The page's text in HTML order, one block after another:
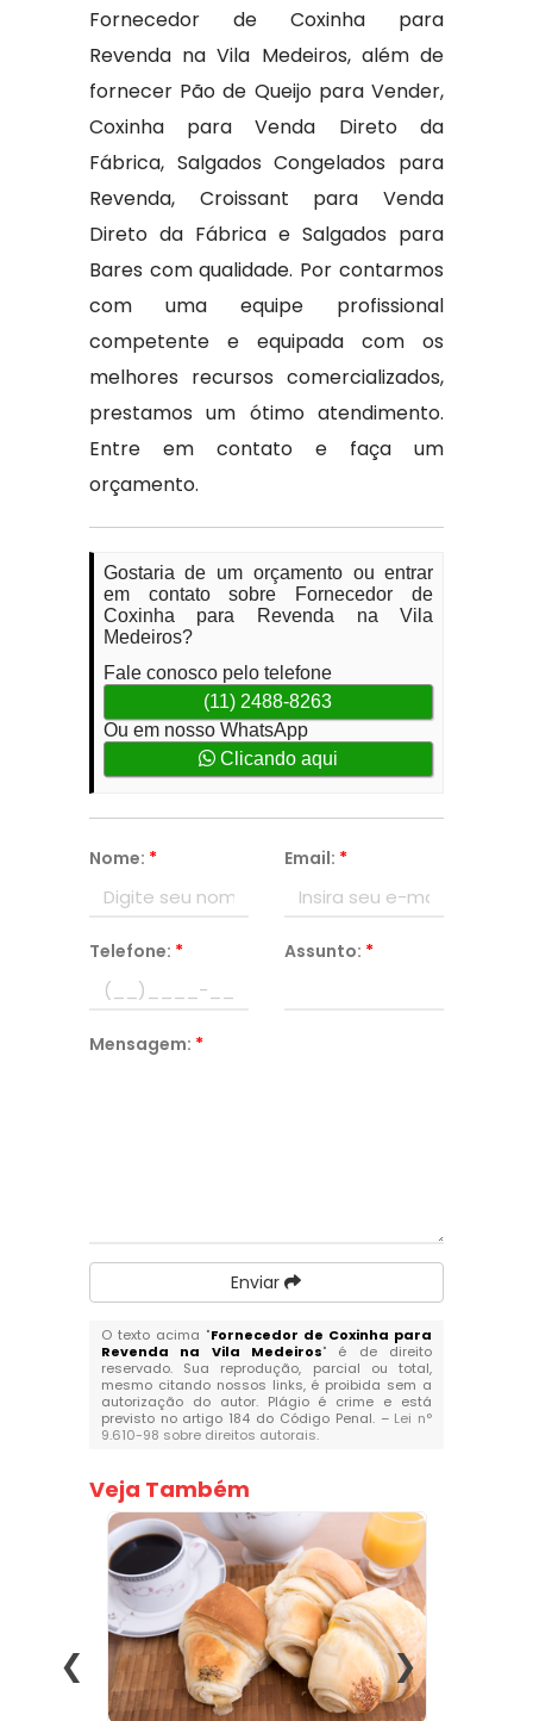
Fornecedor de Coxinha para
Revenda na Vila Medeiros, além de
fornecer Pão de Queijo para Vender,
Coxinha para Venda Direto da
Fábrica, Salgados Congelados para
Revenda, Croissant para Venda
Direto da Fábrica e Salgados para
Bares com qualidade. Por contarmos
com uma equipe profissional
competente e equipada com os
melhores recursos comercializados,
prestamos um ótimo atendimento.
Entre em contato e faça um
orçamento.
Gostaria de um orçamento ou entrar
em contato sobre Fornecedor de
Coxinha para Revenda na Vila
Medeiros?
Fale conosco pelo telefone
(11) 2488-8263
Ou em nosso WhatsApp
Clicando aqui
Nome: * Email: *
Telefone: * Assunto: *
Mensagem: *
Enviar
O texto acima "Fornecedor de Coxinha para
Revenda na Vila Medeiros" é de direito
reservado. Sua reprodução, parcial ou total,
mesmo citando nossos links, é proibida sem a
autorização do autor. Plágio é crime e está
previsto no artigo 184 do Código Penal. – Lei n°
9.610-98 sobre direitos autorais.
Veja Também